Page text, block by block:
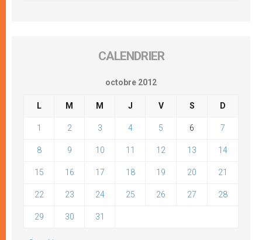
CALENDRIER
octobre 2012
L M M J V S D
1 2 3 4 5 6 7
8 9 10 11 12 13 14
15 16 17 18 19 20 21
22 23 24 25 26 27 28
29 30 31